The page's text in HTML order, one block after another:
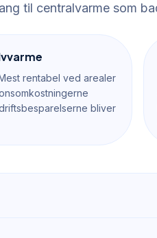
til centralvarme som
rentabel ved arealer
bliver